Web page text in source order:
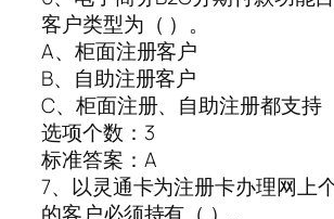
客户类型为（ ）。
A、柜面注册客户
B、自助注册客户
C、柜面注册、自助注册都支持
选项个数：3
标准答案：A
7、以灵通卡为注册卡办理网上